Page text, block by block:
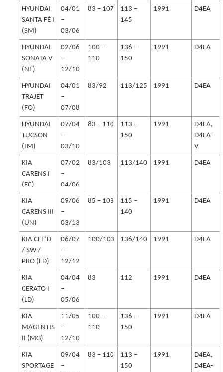
HYUNDAI
SANTA FÉ I
(SM)
04/01
–
03/06
83 – 107
113 –
145
1991 D4EA
HYUNDAI
SONATA V
(NF)
02/06
–
12/10
100 –
110
136 –
150
1991 D4EA
HYUNDAI
TRAJET
(FO)
04/01
–
07/08
83/92 113/125 1991 D4EA
HYUNDAI
TUCSON
(JM)
07/04
–
03/10
83 – 110
113 –
150
1991
D4EA,
D4EA-
V
KIA
CARENS I
(FC)
07/02
–
04/06
83/103 113/140 1991 D4EA
KIA
CARENS III
(UN)
09/06
–
03/13
85 – 103
115 –
140
1991 D4EA
KIA CEE’D
/ SW /
PRO (ED)
06/07
–
12/12
100/103 136/140 1991 D4EA
KIA
CERATO I
(LD)
04/04
–
05/06
83 112 1991 D4EA
KIA
MAGENTIS
II (MG)
11/05
–
12/10
100 –
110
136 –
150
1991 D4EA
KIA
SPORTAGE
09/04
–
83 – 110
113 –
150
1991
D4EA,
D4EA-